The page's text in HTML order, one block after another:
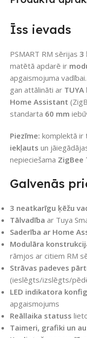
Īss ievads
PSMART RM sērijas 3
matētā apdarē ir
apgaismojuma
gan attālināti ar TUYA
Home Assistant
standarta 60 mm
Piezīme: komplektā ir
iekļauts un
nepieciešama ZigBee
Galvenās
3 neatkarīgu ķēžu
Tālvadība ar Tuya
Saderība ar Home
Modulāra
rāmjos ar citiem RM
Strāvas padeves
(ieslēgts/izslēgts/
LED indikatora
apgaismojums
Reāllaika statuss
Taimeri, grafiki un